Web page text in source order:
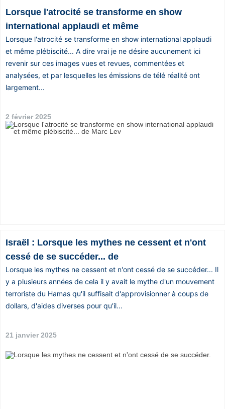
Lorsque l'atrocité se transforme en show
international applaudi et même
Lorsque l'atrocité se transforme en show international applaudi
et même plébiscité... A dire vrai je ne désire aucunement ici
revenir sur ces images vues et revues, commentées et
analysées, et par lesquelles les émissions de télé réalité ont
largement...
2 février 2025
Israël : Lorsque les mythes ne cessent et n'ont
cessé de se succéder... de
Lorsque les mythes ne cessent et n'ont cessé de se succéder... Il
y a plusieurs années de cela il y avait le mythe d'un mouvement
terroriste du Hamas qu'il suffisait d'approvisionner à coups de
dollars, d'aides diverses pour qu'il...
21 janvier 2025